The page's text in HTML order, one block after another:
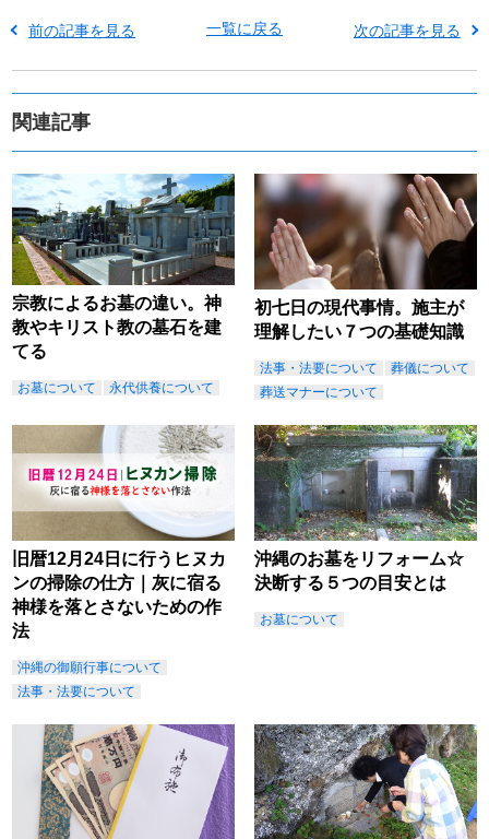
前の記事を見る 一覧に戻る 次の記事を見る
関連記事
宗教によるお墓の違い。神
教やキリスト教の墓石を建
てる
お墓について 永代供養について
初七日の現代事情。施主が
理解したい７つの基礎知識
法事・法要について
葬儀について
葬送マナーについて
旧暦12月24日に行うヒヌカ
ンの掃除の仕方｜灰に宿る
神様を落とさないための作
法
沖縄の御願行事について
法事・法要について
沖縄のお墓をリフォーム☆
決断する５つの目安とは
お墓について